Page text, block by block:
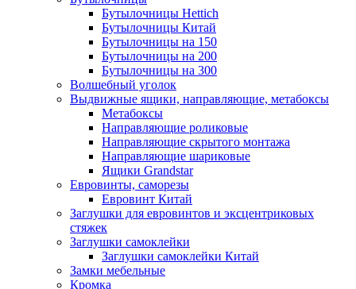
Бутылочницы Hettich
Бутылочницы Китай
Бутылочницы на 150
Бутылочницы на 200
Бутылочницы на 300
Волшебный уголок
Выдвижные ящики, направляющие, метабоксы
Метабоксы
Направляющие роликовые
Направляющие скрытого монтажа
Направляющие шариковые
Ящики Grandstar
Евровинты, саморезы
Евровинт Китай
Заглушки для евровинтов и эксцентриковых
стяжек
Заглушки самоклейки
Заглушки самоклейки Китай
Замки мебельные
Кромка